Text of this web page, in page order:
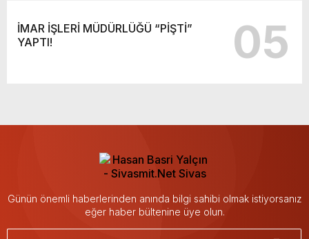
İMAR İŞLERİ MÜDÜRLÜĞÜ “PİŞTİ”
YAPTI!
05
Günün önemli haberlerinden anında bilgi sahibi olmak istiyorsanız
eğer haber bültenine üye olun.